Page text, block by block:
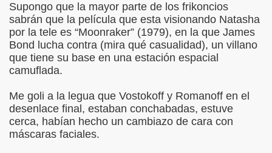
Supongo que la mayor parte de los frikoncios
sabrán que la película que esta visionando Natasha
por la tele es “Moonraker” (1979), en la que James
Bond lucha contra (mira qué casualidad), un villano
que tiene su base en una estación espacial
camuflada.
Me goli a la legua que Vostokoff y Romanoff en el
desenlace final, estaban conchabadas, estuve
cerca, habían hecho un cambiazo de cara con
máscaras faciales.